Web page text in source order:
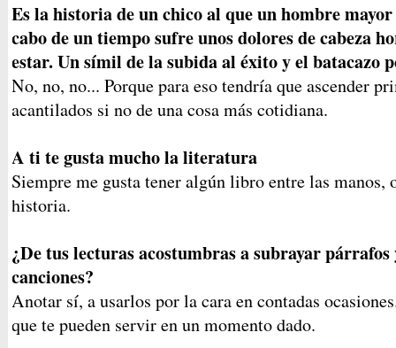
Es la historia de un chico al que un hombre
cabo de un tiempo sufre unos dolores de cabeza
estar. Un símil de la subida al éxito y el batacazo
No, no, no... Porque para eso tendría que ascender
acantilados si no de una cosa más cotidiana.
A ti te gusta mucho la literatura
Siempre me gusta tener algún libro entre las manos,
historia.
¿De tus lecturas acostumbras a subrayar
canciones?
Anotar sí, a usarlos por la cara en contadas
que te pueden servir en un momento dado.